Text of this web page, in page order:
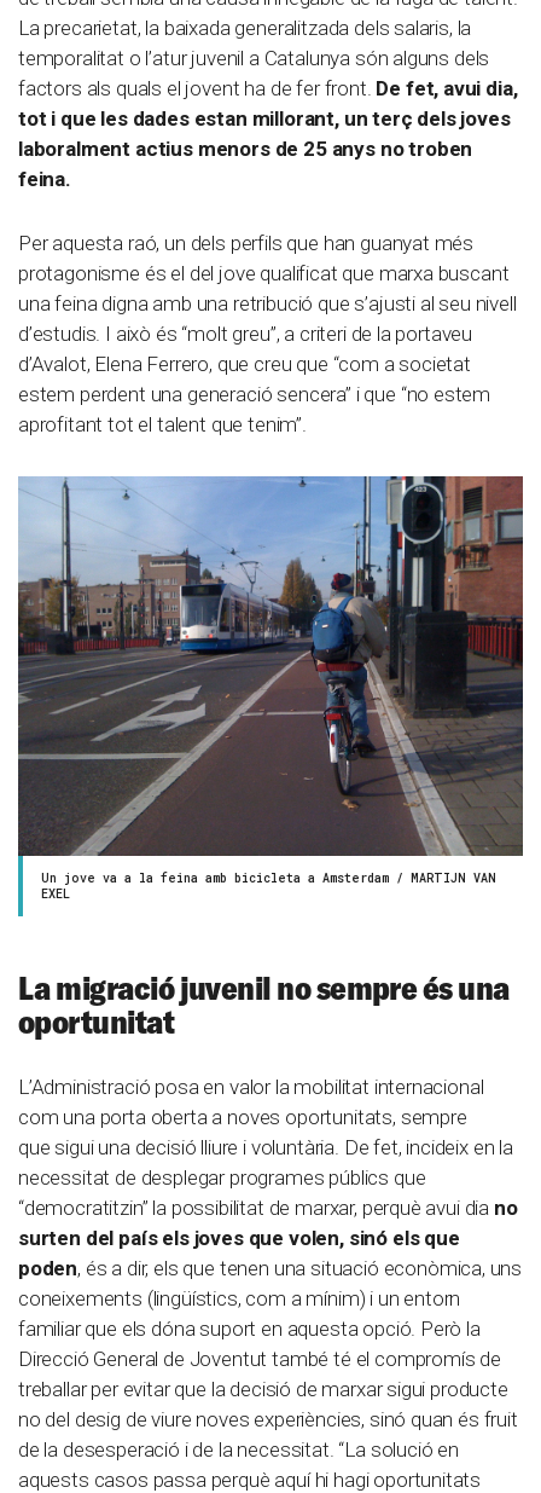
La precarietat, la baixada generalitzada dels salaris, la
temporalitat o l’atur juvenil a Catalunya són alguns dels
factors als quals el jovent ha de fer front. De fet, avui dia,
tot i que les dades estan millorant, un terç dels joves
laboralment actius menors de 25 anys no troben
feina.
Per aquesta raó, un dels perfils que han guanyat més
protagonisme és el del jove qualificat que marxa buscant
una feina digna amb una retribució que s’ajusti al seu nivell
d’estudis. I això és “molt greu”, a criteri de la portaveu
d’Avalot, Elena Ferrero, que creu que “com a societat
estem perdent una generació sencera” i que “no estem
aprofitant tot el talent que tenim”.
Un jove va a la feina amb bicicleta a Amsterdam / MARTIJN VAN
EXEL
La migració juvenil no sempre és una
oportunitat
L’Administració posa en valor la mobilitat internacional
com una porta oberta a noves oportunitats, sempre
que sigui una decisió lliure i voluntària. De fet, incideix en la
necessitat de desplegar programes públics que
“democratitzin” la possibilitat de marxar, perquè avui dia no
surten del país els joves que volen, sinó els que
poden, és a dir, els que tenen una situació econòmica, uns
coneixements (lingüístics, com a mínim) i un entorn
familiar que els dóna suport en aquesta opció. Però la
Direcció General de Joventut també té el compromís de
treballar per evitar que la decisió de marxar sigui producte
no del desig de viure noves experiències, sinó quan és fruit
de la desesperació i de la necessitat. “La solució en
aquests casos passa perquè aquí hi hagi oportunitats